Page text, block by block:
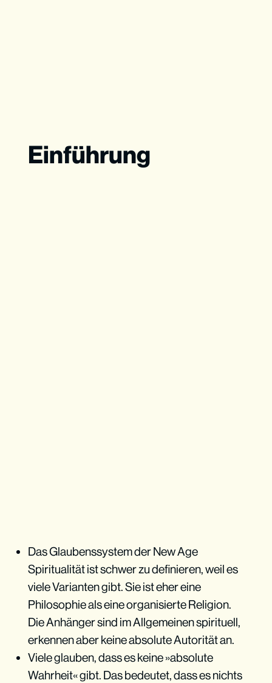
Einführung
Das Glaubenssystem der New Age
Spiritualität ist schwer zu definieren, weil es
viele Varianten gibt. Sie ist eher eine
Philosophie als eine organisierte Religion.
Die Anhänger sind im Allgemeinen spirituell,
erkennen aber keine absolute Autorität an.
Viele glauben, dass es keine »absolute
Wahrheit« gibt. Das bedeutet, dass es nichts